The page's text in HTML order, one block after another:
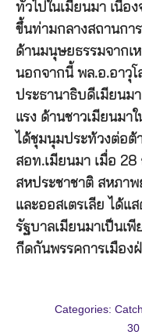
ทั่วไปในเมียนมา เนื่อ
ขึ้นท่ามกลางสถานกา
ด้านมนุษยธรรมจากเ
นอกจากนี้ พล.อ.อาวุโ
ประธานาธิบดีเมียนม
แรง ด้านชาวเมียนมา
ได้ชุมนุมประท้วงต่อต้
สอท.เมียนมา เมื่อ
สหประชาชาติ สหภา
และออสเตรเลีย ได้แ
รัฐบาลเมียนมาเป็นเพี
กีดกันพรรคการเมือง
Categories:
30